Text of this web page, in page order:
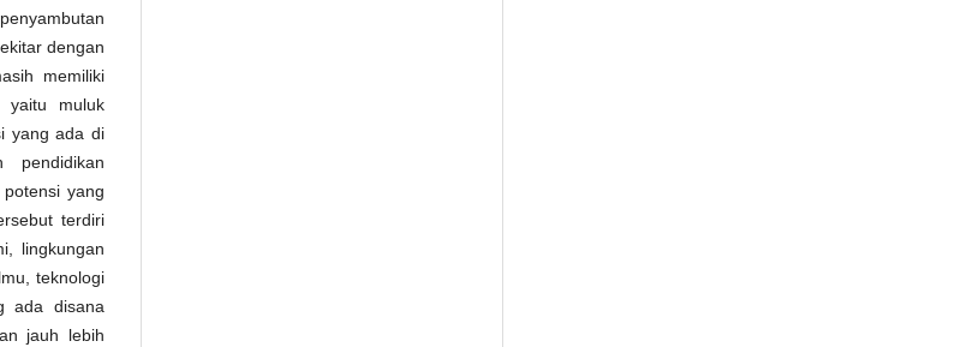
dengan
memiliki
yaitu muluk
yang ada di
pendidikan
yang
terdiri
lingkungan
teknologi
ada disana
jauh lebih